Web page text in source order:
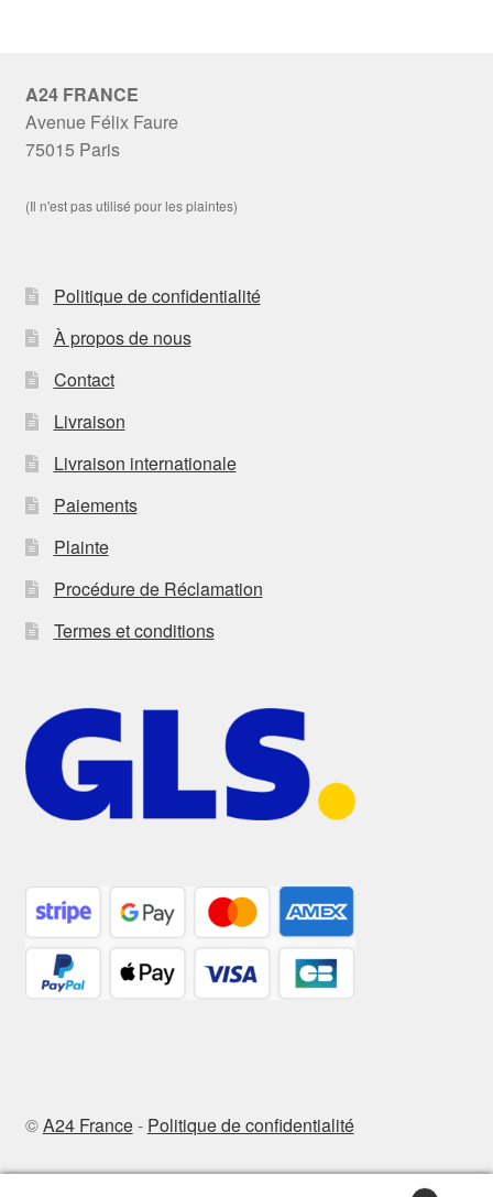
A24 FRANCE
Avenue Félix Faure
75015 Paris
(Il n'est pas utilisé pour les plaintes)
Politique de confidentialité
À propos de nous
Contact
Livraison
Livraison internationale
Paiements
Plainte
Procédure de Réclamation
Termes et conditions
©A24 France- Politique de confidentialité